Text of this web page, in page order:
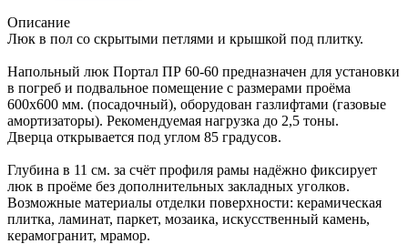
Описание
Люк в пол со скрытыми петлями и крышкой под плитку.
Напольный люк Портал ПР 60-60 предназначен для установки
в погреб и подвальное помещение с размерами проёма
600х600 мм. (посадочный), оборудован газлифтами (газовые
амортизаторы). Рекомендуемая нагрузка до 2,5 тоны.
Дверца открывается под углом 85 градусов.
Глубина в 11 см. за счёт профиля рамы надёжно фиксирует
люк в проёме без дополнительных закладных уголков.
Возможные материалы отделки поверхности: керамическая
плитка, ламинат, паркет, мозаика, искусственный камень,
керамогранит, мрамор.